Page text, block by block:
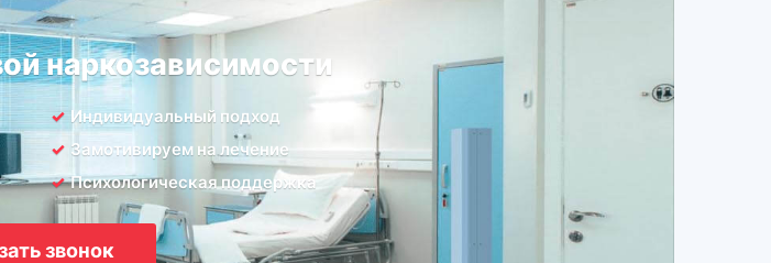
наркозависимости
Индивидуальный подход
Замотивируем на лечение
Психологическая поддержка
звонок